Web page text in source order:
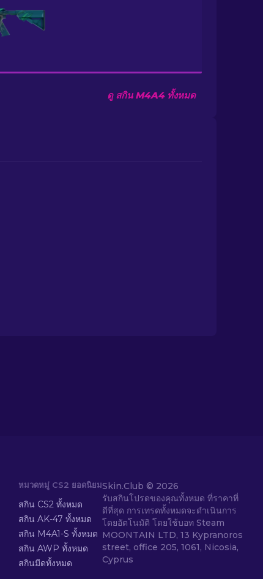
ดู สกิน M4A4 ทั้งหมด
หมวดหมู่ CS2 ยอดนิยม
สกิน CS2 ทั้งหมด
สกิน AK-47 ทั้งหมด
สกิน M4A1-S ทั้งหมด
สกิน AWP ทั้งหมด
สกินมีดทั้งหมด
Skin.Club © 2026
รับสกินโปรดของคุณทั้งหมด ที่ราคาที่
ดีที่สุด การเทรดทั้งหมดจะดำเนินการ
โดยอัตโนมัติ โดยใช้บอท Steam
MOONTAIN LTD, 13 Kypranoros
street, office 205, 1061, Nicosia,
Cyprus